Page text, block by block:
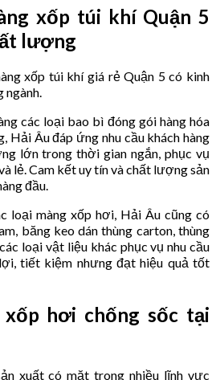
xốp túi khí Quận 5
lượng
xốp túi khí giá rẻ Quận 5 có kinh
ngành.
các loại bao bì đóng gói hàng hóa
Hải Âu đáp ứng nhu cầu khách hàng
lớn trong thời gian ngắn, phục vụ
lẻ. Cam kết uy tín và chất lượng sản
đầu.
loại màng xốp hơi, Hải Âu cũng có
băng keo dán thùng carton, thùng
loại vật liệu khác phục vụ nhu cầu
tiết kiệm nhưng đạt hiệu quả tốt
xốp hơi chống sốc tại
xuất có mặt trong nhiều lĩnh vực